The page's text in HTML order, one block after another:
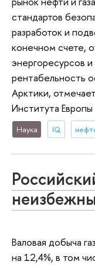
стандартов
разработок и
конечном счете,
энергоресурсов
рентабельность
Арктики,
Института
Наука IQ
Валовая добыча
на 12,4%, в том